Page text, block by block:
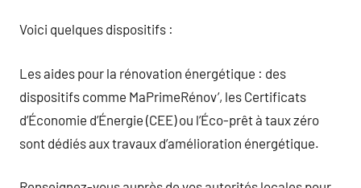
Voici quelques dispositifs :
Les aides pour la rénovation énergétique : des
dispositifs comme MaPrimeRénov’, les Certificats
d’Économie d’Énergie (CEE) ou l’Éco-prêt à taux zéro
sont dédiés aux travaux d’amélioration énergétique.